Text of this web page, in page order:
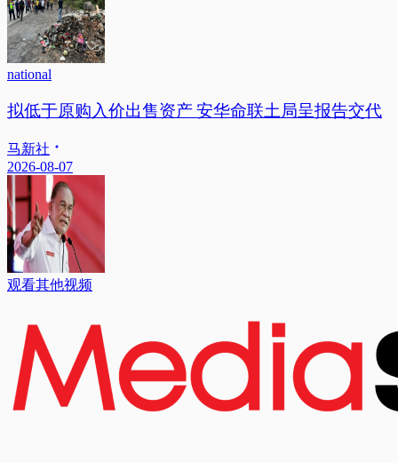
national
拟低于原购入价出售资产 安华命联土局呈报告交代
马新社
2026-08-07
观看其他视频